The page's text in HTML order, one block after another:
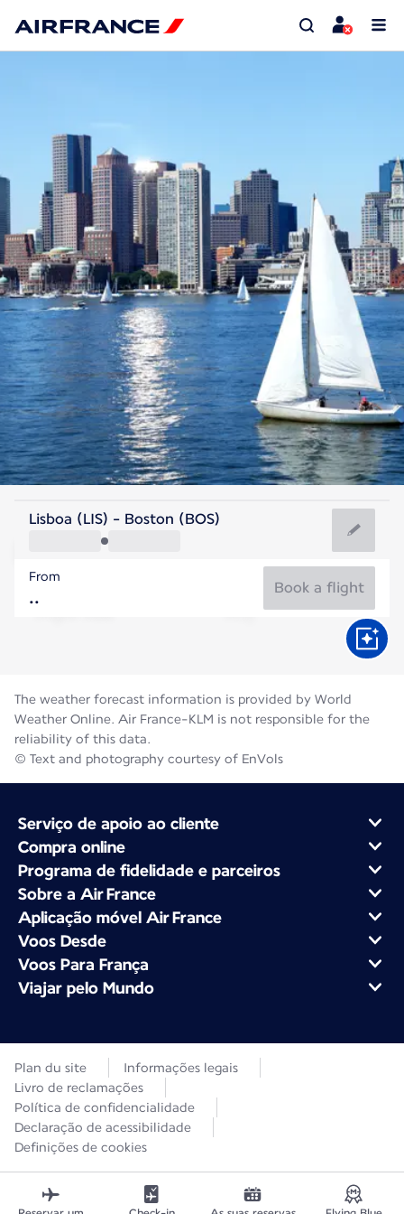
United States Of America
Boston
United States Of America
Flight time
Lisboa (LIS) - Boston (BOS)
From
Book a flight
The weather forecast information is provided by World
Weather Online. Air France-KLM is not responsible for the
reliability of this data.
© Text and photography courtesy of EnVols
Serviço de apoio ao cliente
Compra online
Programa de fidelidade e parceiros
Sobre a Air France
Aplicação móvel Air France
Voos Desde
Voos Para França
Viajar pelo Mundo
Plan du site
Informações legais
Livro de reclamações
Política de confidencialidade
Declaração de acessibilidade
Definições de cookies